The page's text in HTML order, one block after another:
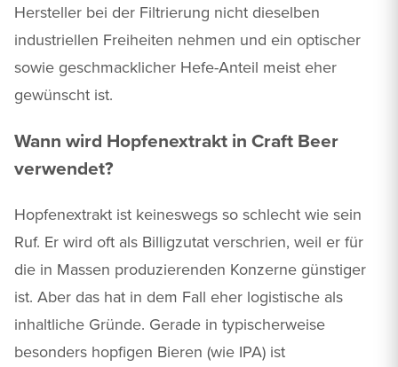
Hersteller bei der Filtrierung nicht dieselben
industriellen Freiheiten nehmen und ein optischer
sowie geschmacklicher Hefe-Anteil meist eher
gewünscht ist.
Wann wird Hopfenextrakt in Craft Beer
verwendet?
Hopfenextrakt ist keineswegs so schlecht wie sein
Ruf. Er wird oft als Billigzutat verschrien, weil er für
die in Massen produzierenden Konzerne günstiger
ist. Aber das hat in dem Fall eher logistische als
inhaltliche Gründe. Gerade in typischerweise
besonders hopfigen Bieren (wie IPA) ist